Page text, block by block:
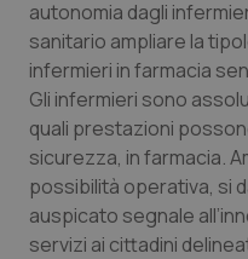
Tumore ovarico
Tumori del
Tumori
Ulcera & Reflusso
autonomia dagli
sanitario ampliare la
infermieri in farmacia
Gli infermieri sono
quali prestazioni
sicurezza, in farmacia.
possibilità operativa, si
auspicato segnale
servizi ai cittadini